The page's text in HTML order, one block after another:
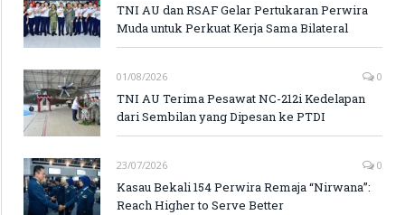
TNI AU dan RSAF Gelar Pertukaran Perwira
Muda untuk Perkuat Kerja Sama Bilateral
01/08/2026 0
TNI AU Terima Pesawat NC-212i Kedelapan
dari Sembilan yang Dipesan ke PTDI
23/07/2026 0
Kasau Bekali 154 Perwira Remaja “Nirwana”:
Reach Higher to Serve Better